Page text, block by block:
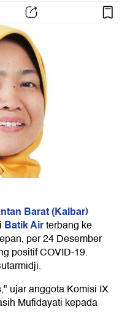
Barat (Kalbar)
Batik Airterbang ke
per 24 Desember
positif COVID-19.
ujar anggota Komisi IX
Mufidayati kepada